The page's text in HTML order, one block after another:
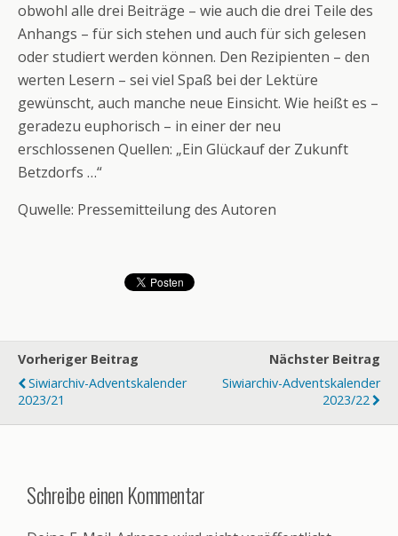
obwohl alle drei Beiträge – wie auch die drei Teile des
Anhangs – für sich stehen und auch für sich gelesen
oder studiert werden können. Den Rezipienten – den
werten Lesern – sei viel Spaß bei der Lektüre
gewünscht, auch manche neue Einsicht. Wie heißt es –
geradezu euphorisch – in einer der neu
erschlossenen Quellen: „Ein Glückauf der Zukunft
Betzdorfs …“
Quwelle: Pressemitteilung des Autoren
Vorheriger Beitrag
Siwiarchiv-Adventskalender
2023/21
Nächster Beitrag
Siwiarchiv-Adventskalender
2023/22
Schreibe einen Kommentar